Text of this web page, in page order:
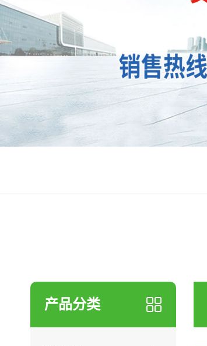
辽宁道轨改
辽宁铁路车辆
辽宁轴承压
辽宁轴承拆
辽宁移梁台车顶升
系统
辽宁电气控制
产品分类